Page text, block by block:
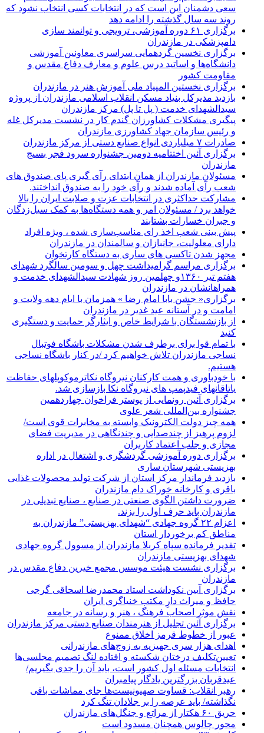
سعی دشمنان این است که در انتخابات کسی انتخاب نشود که
روند سه سال گذشته را ادامه دهد
برگزاری ۶۱ دوره آموزشی، ترویجی و توانمند سازی
دامپزشکی در مازندران
برگزاری نخسین گردهمایی سراسری معاونین آموزشی
دانشگاه‌ها و اساتید درس علوم و معارف دفاع مقدس و
مقاومت کشور
برگزاری نخستین المپیاد ملی آموزش هنر در مازندران
بازدید مدیرکل بنیاد مسکن انقلاب اسلامی مازندران از پروژه
سیدالشهدای خدمت ( پل تا پل) مرکز مازندران
پیگیری مشکلات کشاورزان گندم کار در نشست مدیرکل غله
و رئیس سازمان جهاد کشاورزی مازندران
صادرات ۷ میلیاردی انواع صنایع دستی از مرکز مازندران
برگزاری آئین اختتامیه دومین جشنواره سرود فجر بسیج
مازندران
مسئولان مازندران از همان ابتدای رآی گیری پای صندوق های
شعب رآی آماده شدند و رآی خود را به صندوق انداختند.
مشارکت حداکثری در انتخابات عزت و صلابت ایران را بالا
خواهد برد / مسئولان امر و همه دستگاه‌ها به کمک سیل‌زدگان
و جبران خسارات بشتابند
پیش بینی شعب اخذ رای مناسب‌سازی شده ، ویژه افراد
دارای معلولیت، جانبازان و سالمندان در مازندران
مجهز شدن تاکسی های ساری به دستگاه کارتخوان
برگزاری مراسم گرامیداشت چهل و سومین سالگرد شهدای
هفتم تیر ۱۳۶۰و چهلمین روز شهادت سیدالشهدای خدمت و
همراهانشان در مازندران
برگزاری« جشن بابا امام رضا » همزمان با ایام دهه ولایت و
امامت و در آستانه عید غدیر در مازندران
از بازنشستگان با شرایط خاص و ایثارگر حمایت و دستگیری
کنید
با تمام قوا برای برطرف شدن مشکلات باشگاه فوتبال
نساجی مازندران تلاش خواهیم کرد /در کنار باشگاه نساجی
هستیم.
با خودباوری و همت کارکنان نیروگاه نکاترموکوپلهای حفاظت
یاتاقانهای فیدپمپ های نیروگاه نکا بازسازی شد.
برگزاری آئین رونمایی از پوستر فراخوان چهاردهمین
جشنواره بین‌المللی شعر علوی
همه چیز دولت الکترونیک وابسته به مخابرات قوی است/
لزوم پرهیز از چندصدایی و چندنگاهی در مدیریت فضای
مجازی و جلب اعتماد کاربران
برگزاری دوره آموزشی گردشگری و اشتغال در اداره
بهزیستی شهرستان ساری
بازدید فرماندار مرکز استان از شرکت تولید محصولات غذایی
باقری و کارخانه خوراک دام مازندران
ضرورت داشتن الگوی صنعتی در صنایع ، صنایع تبدیلی در
مازندران باید حرف اول را بزند.
اعزام ۲۲ گروه جهادی “شهدای بهزیستی” مازندران به
مناطق کم برخوردار استان
تقدیر فرمانده سپاه کربلا مازندران از مسوول گروه جهادی
شهدای بهزیستی مازندران
برگزاری نشست هیئت موسس مجمع خیرین دفاع مقدس در
مازندران
برگزاری آیین نکوداشت استاد محمدرضا اسحاقی گرجی
حافظ و میراث دارِ مکتب خنیاگری ایران
نقش موثر اصحاب فرهنگ ، هنر و رسانه در جامعه
برگزاری آئین تجلیل از هنرمندان صنایع دستی مرکز مازندران
عبور از خطوط قرمز اخلاق ممنوع
اهدای هزار سری جهیزیه به زوج‌های مازندرانی
تعیین‌تکلیف درختان شکسته و افتاده لنگ تصمیم مجلسی‌ها
انتخابات مسئله اول کشور است، باید آن را جدی بگیریم/
عیدقربان بزرگترین یادگار پیامبران
رهبر انقلاب: قساوت صهیونیست‌ها جای مماشات باقی
نگذاشته/ باید عرصه را بر جلادان تنگ کرد
حریق ۶۰ هکتار از مراتع و جنگل‌های مازندران
محور چالوس همچنان مسدود است